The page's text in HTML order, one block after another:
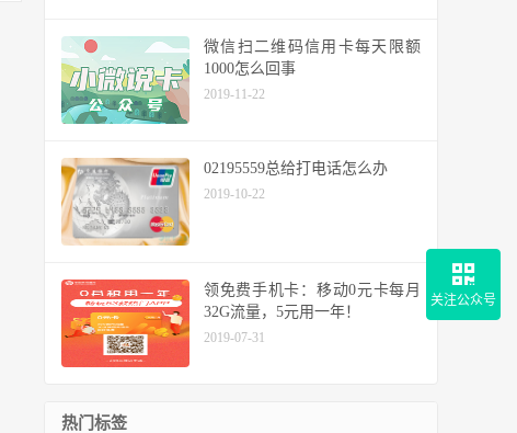
微信扫二维码信用卡每天限额
1000怎么回事
2019-11-22
02195559总给打电话怎么办
2019-10-22
领免费手机卡：移动0元卡每月
32G流量，5元用一年！
2019-07-31
热门标签
关注公众号